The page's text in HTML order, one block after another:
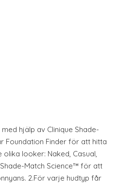
hjälp av Clinique Shade-
Foundation Finder för att hitta
looker: Naked, Casual,
Shade-Match Science™ för att
2.För varje hudtyp får